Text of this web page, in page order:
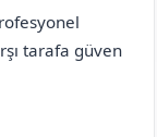
tarafa güven